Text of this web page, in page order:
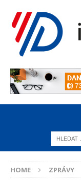
HOME ZPRÁVY